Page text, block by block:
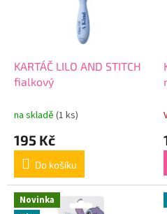
KARTÁČ LILO AND STITCH
fialkový
na skladě (1 ks)
195 Kč
Do košíku
Novinka